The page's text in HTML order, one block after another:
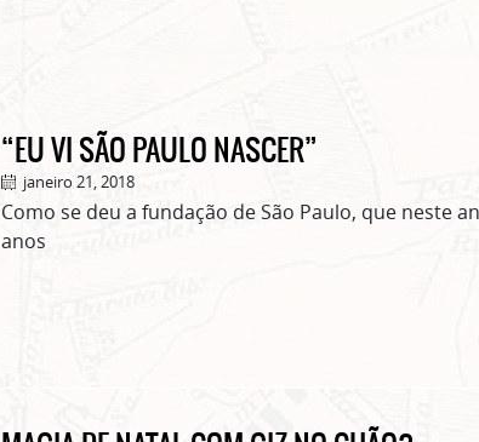
“EU VI SÃO PAULO NASCER”
janeiro 21, 2018
Como se deu a fundação de São Paulo, que neste
anos